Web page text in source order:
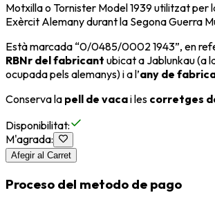
Motxilla o Tornister Model 1939 utilitzat per
Exèrcit Alemany durant la Segona Guerra
Està marcada “0/0485/0002 1943”, en
RBNr del fabricant ubicat a Jablunkau(a
ocupada pels alemanys) i a l’any de
Conserva la pell de vacai les corretges
Disponibilitat:
M'agrada:
Afegir al Carret
Proceso del metodo de pago